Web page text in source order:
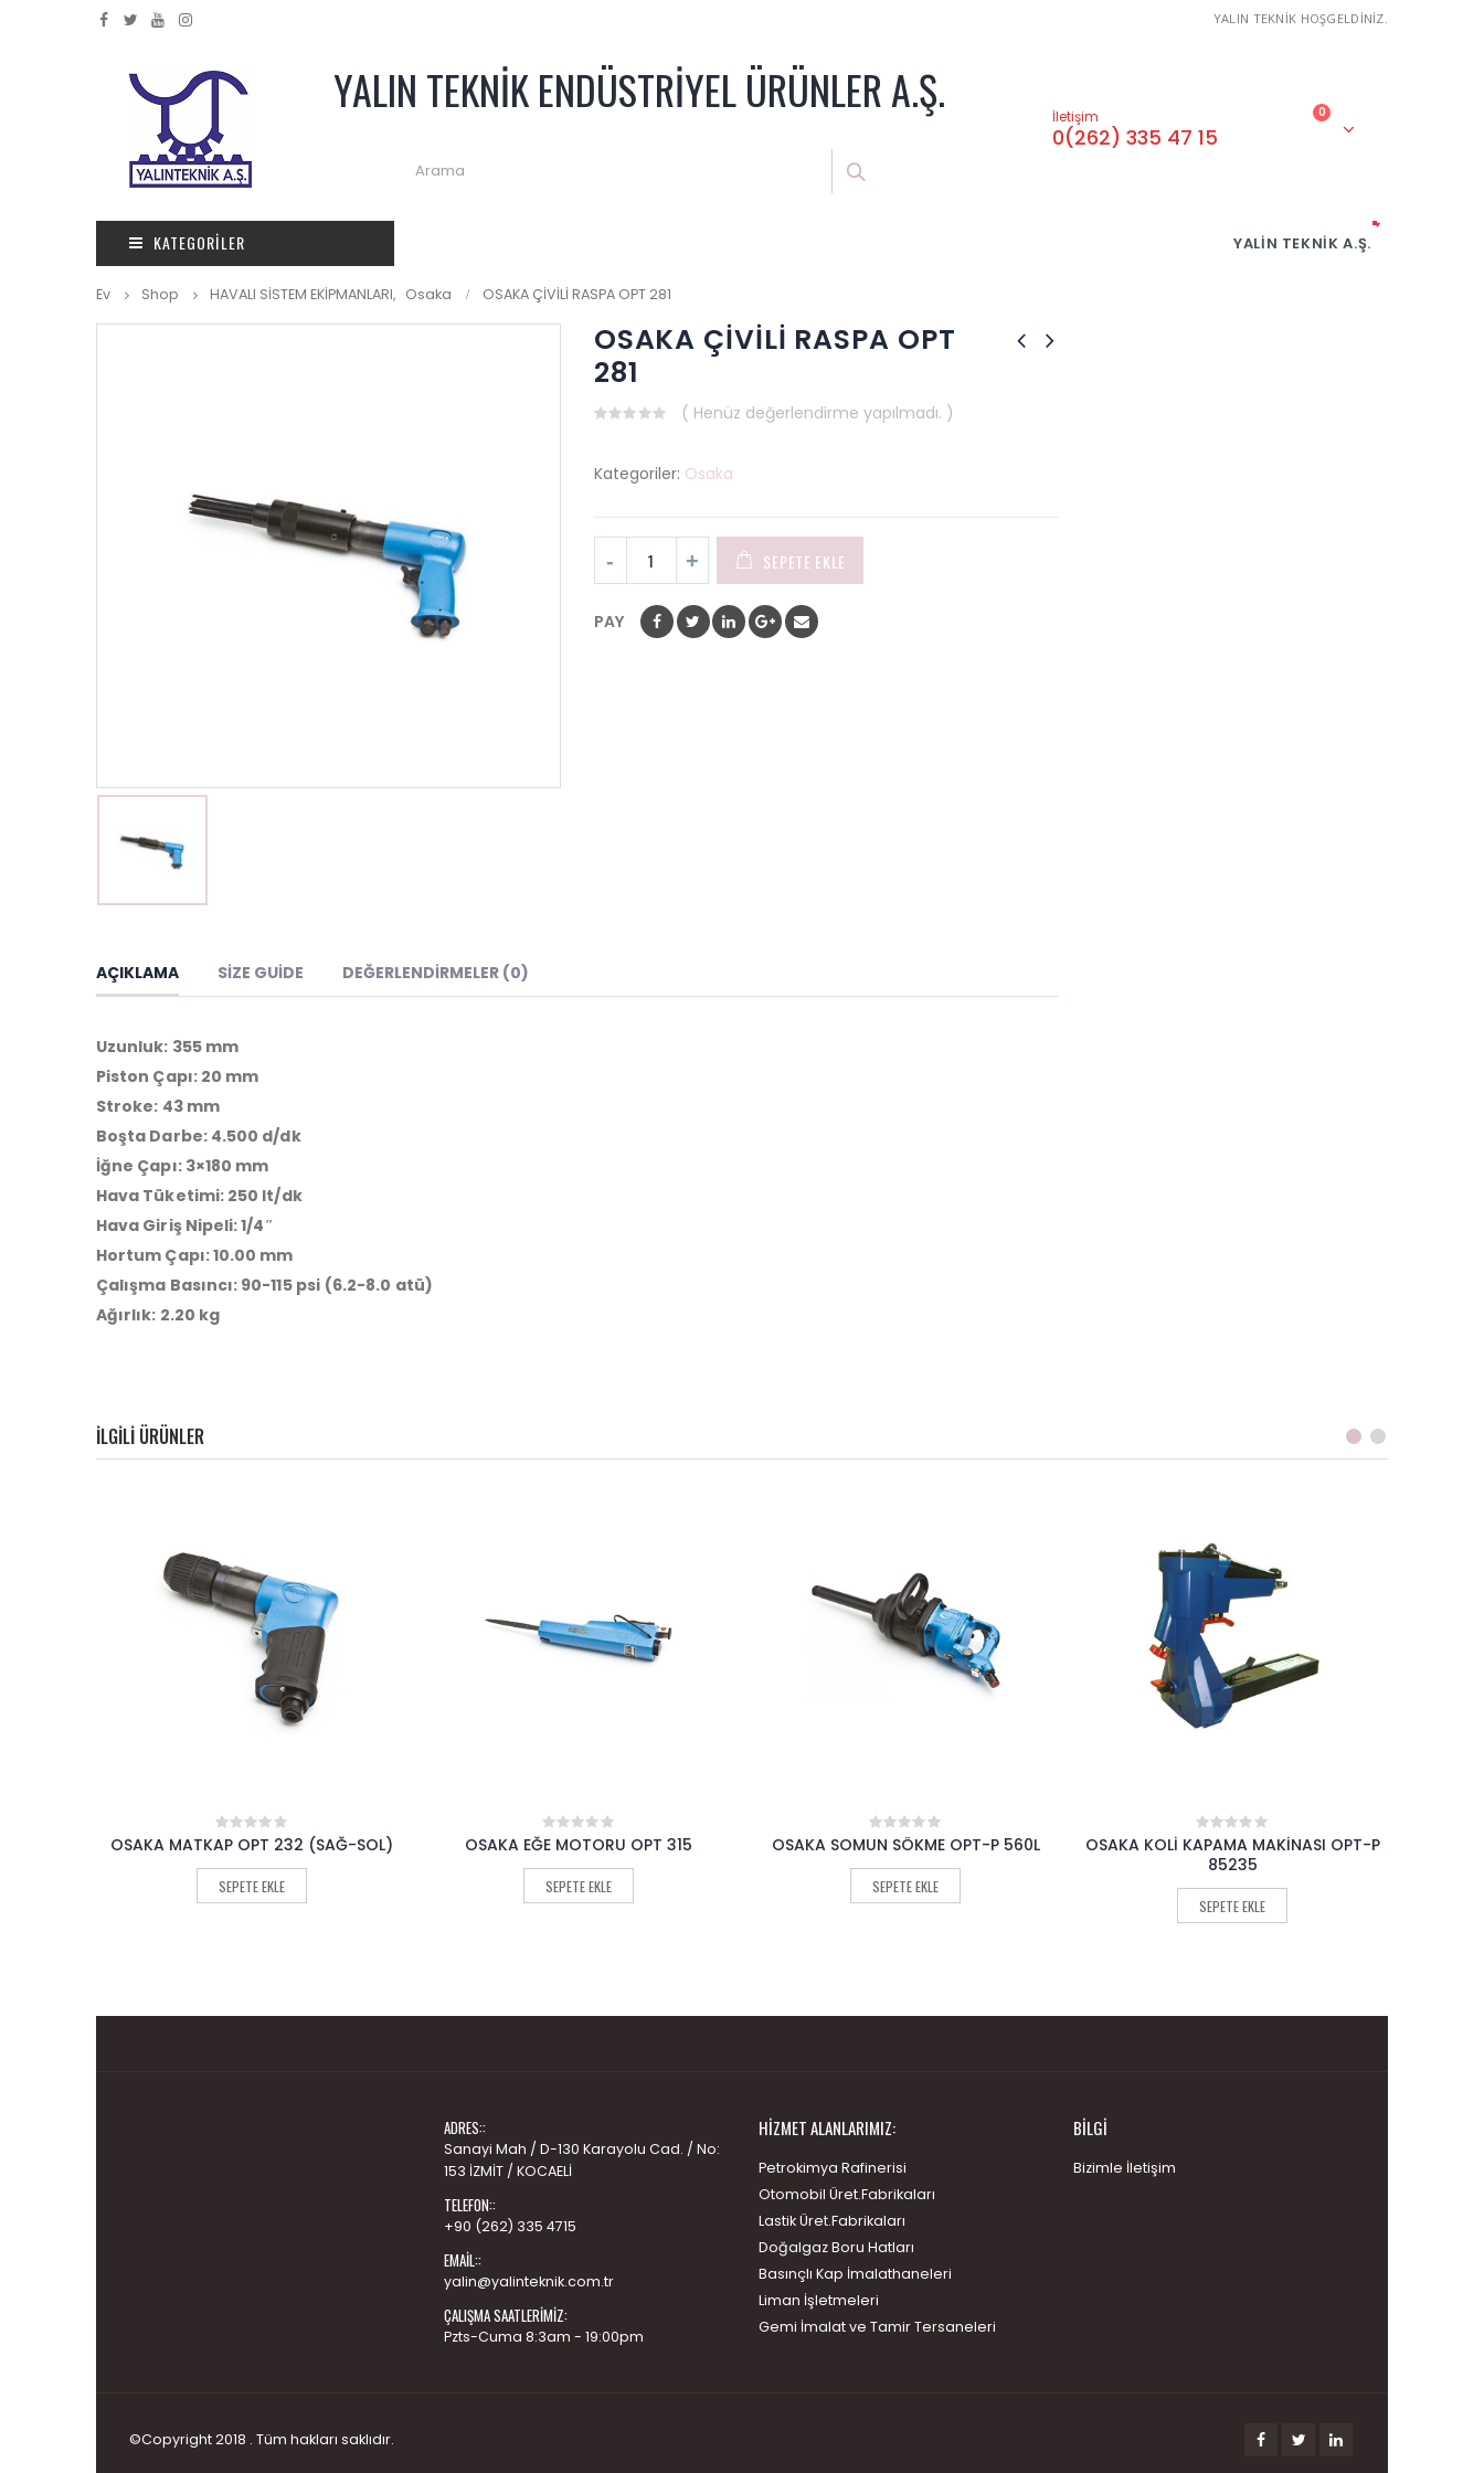
YALIN TEKNİK HOŞGELDİNİZ.
YALIN TEKNİK ENDÜSTRİYEL ÜRÜNLER A.Ş. İletişim
0(262) 335 47 15
0
KATEGORILER YALIN TEKNIK A.Ş.
Ev Shop HAVALI SİSTEM EKİPMANLARI, Osaka OSAKA ÇİVİLİ RASPA OPT 281
OSAKA ÇİVİLİ RASPA OPT
281
5
( Henüz değerlendirme yapılmadı. )
Kategoriler: Osaka
SEPETE EKLE
PAY
AÇIKLAMA SIZE GUIDE DEĞERLENDIRMELER (0)
Uzunluk: 355 mm
Piston Çapı: 20 mm
Stroke: 43 mm
Boşta Darbe: 4.500 d/dk
İğne Çapı: 3×180 mm
Hava Tüketimi: 250 lt/dk
Hava Giriş Nipeli: 1/4″
Hortum Çapı: 10.00 mm
Çalışma Basıncı: 90-115 psi (6.2-8.0 atü)
Ağırlık: 2.20 kg
ILGILI ÜRÜNLER
0
of
5
OSAKA EĞE MOTORU OPT 315
SEPETE EKLE
0
of
5
OSAKA SOMUN SÖKME OPT-P 560L
SEPETE EKLE
0
of
5
OSAKA KOLİ KAPAMA MAKİNASI OPT-P
85235
SEPETE EKLE
0
out
of
5
OSAKA SOSİS SİLİKON TABANCASI OPT-
P 2033-13
SEPETE EKLE
ADRES::
Sanayi Mah / D-130 Karayolu Cad. / No:
153 İZMİT / KOCAELİ
TELEFON::
+90 (262) 335 4715
EMAIL::
yalin@yalinteknik.com.tr
ÇALIŞMA SAATLERIMIZ:
Pzts-Cuma 8:3am - 19:00pm
HIZMET ALANLARIMIZ:
Petrokimya Rafinerisi
Otomobil Üret.Fabrikaları
Lastik Üret.Fabrikaları
Doğalgaz Boru Hatları
Basınçlı Kap İmalathaneleri
Liman İşletmeleri
Gemi İmalat ve Tamir Tersaneleri
BILGI
Bizimle İletişim
©Copyright 2018 . Tüm hakları saklıdır.